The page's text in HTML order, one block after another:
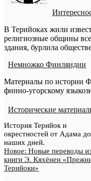
В Терийоках жили
религиозные общины
здания, бурлила
Немножко Финляндии
Материалы по истории
финно-угорскому
Исторические
История Терийок и
окрестностей от Адама до
наших дней.
Новое: Новые переводы
книги Э. Кяхёнен
Терийоки»